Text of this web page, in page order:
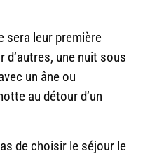
sera leur première
une nuit sous
un âne ou
au détour d’un
de choisir le séjour le